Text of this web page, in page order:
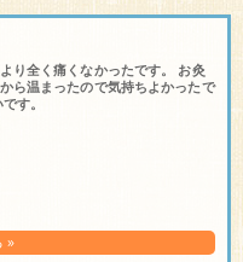
り全く痛くなかったです。 お灸
ら温まったので気持ちよかったで
す。
»